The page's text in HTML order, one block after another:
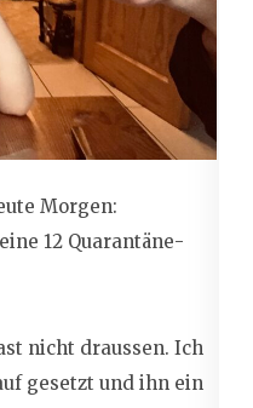
Morgen:
12 Quarantäne-
nicht draussen. Ich
gesetzt und ihn ein